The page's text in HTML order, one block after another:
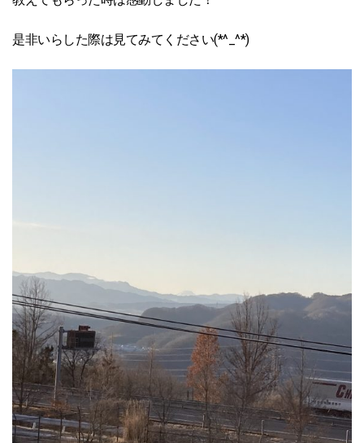
是非いらした際は見てみてください(*^_^*)